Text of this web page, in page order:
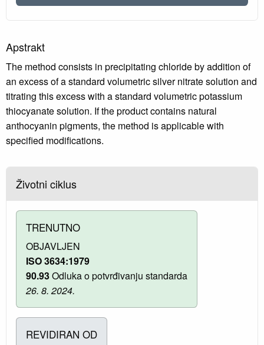
Apstrakt
The method consists in precipitating chloride by addition of
an excess of a standard volumetric silver nitrate solution and
titrating this excess with a standard volumetric potassium
thiocyanate solution. If the product contains natural
anthocyanin pigments, the method is applicable with
specified modifications.
Životni ciklus
TRENUTNO
OBJAVLJEN
ISO 3634:1979
90.93Odluka o potvrđivanju standarda
26. 8. 2024.
REVIDIRAN OD